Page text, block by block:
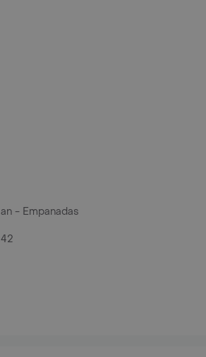
- Empanadas